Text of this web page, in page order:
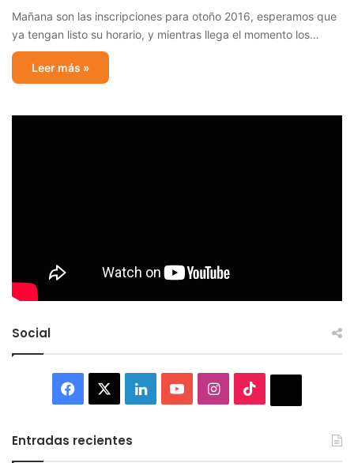
Mañana son las inscripciones para otoño 2016, esperamos que
ya tengan listo su horario, y mientras llega el momento los…
Leer más »
Social
Facebook LinkedInYouTubeInstagram
Entradas recientes